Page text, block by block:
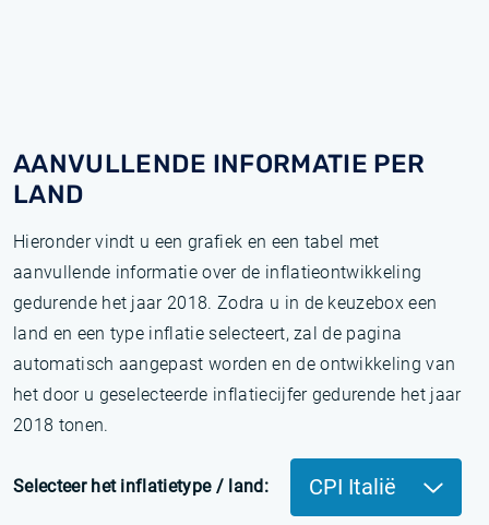
AANVULLENDE INFORMATIE PER
LAND
Hieronder vindt u een grafiek en een tabel met
aanvullende informatie over de inflatieontwikkeling
gedurende het jaar 2018. Zodra u in de keuzebox een
land en een type inflatie selecteert, zal de pagina
automatisch aangepast worden en de ontwikkeling van
het door u geselecteerde inflatiecijfer gedurende het jaar
2018 tonen.
Selecteer het inflatietype / land: CPI Italië